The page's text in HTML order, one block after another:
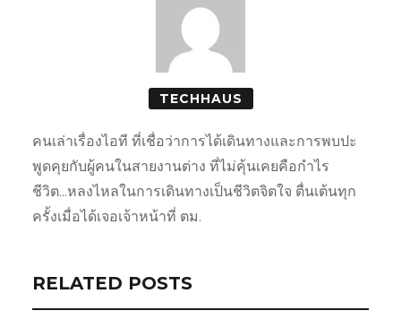
TECHHAUS
คนเล่าเรื่องไอที ที่เชื่อว่าการได้เดินทางและการพบปะ
พูดคุยกับผู้คนในสายงานต่าง ที่ไม่คุ้นเคยคือกำไร
ชีวิต...หลงไหลในการเดินทางเป็นชีวิตจิตใจ ตื่นเต้นทุก
ครั้งเมื่อได้เจอเจ้าหน้าที่ ตม.
RELATED POSTS